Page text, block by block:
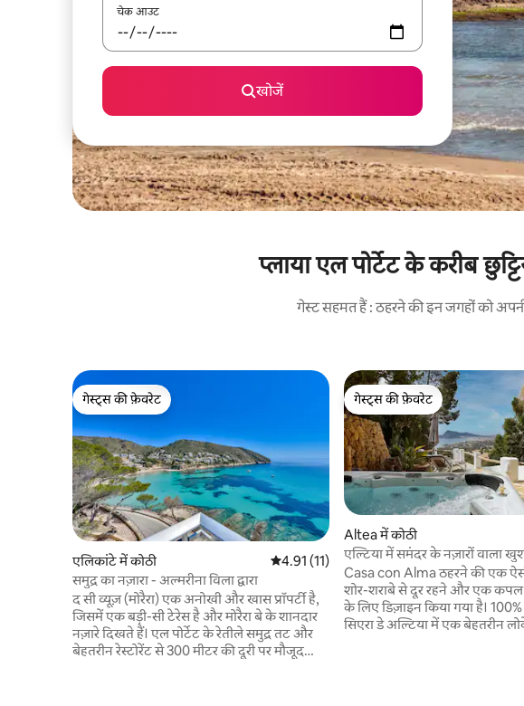
चेक आउट
खोजें
प्लाया एल पोर्टेट के करीब
गेस्ट सहमत हैं : ठहरने की इन जगहों को
गेस्ट्स की फ़ेवरेट
गेस्ट्स की फ़ेवरेट
एलिकांटे में कोठी औसत रेटिंग 5 में से 4.91, 11 समीक्षाएँ
4.91 (11)
समुद्र का नज़ारा - अल्मरीना विला द्वारा
द सी व्यूज़ (मोरैरा) एक अनोखी और खास प्रॉपर्टी है,
जिसमें एक बड़ी-सी टेरेस है और मोरैरा बे के शानदार
नज़ारे दिखते हैं। एल पोर्टेट के रेतीले समुद्र तट और
बेहतरीन रेस्टोरेंट से 300 मीटर की दूरी पर मौजूद
गेस्ट्स की फ़ेवरेट
गेस्ट्स की फ़ेवरेट
Altea में कोठी
एल्टिया में समंदर के नज़ारों वाला
Casa con Alma ठहरने की एक
शोर-शराबे से दूर रहने और एक
के लिए डिज़ाइन किया गया है।
सिएरा डे अल्टिया में एक बेहतरीन